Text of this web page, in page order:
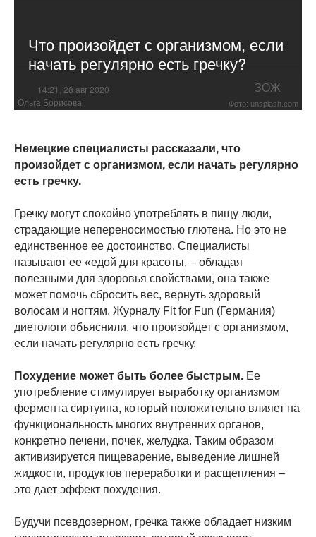
Что произойдет с организмом, если
начать регулярно есть гречку?
14:21, 28 авг 2020 ЗОЖ
Ольга Борисова Фото: unsplash.com
Немецкие специалисты рассказали, что
произойдет с организмом, если начать регулярно
есть гречку.
Гречку могут спокойно употреблять в пищу люди,
страдающие непереносимостью глютена. Но это не
единственное ее достоинство. Специалисты
называют ее «едой для красоты, – обладая
полезными для здоровья свойствами, она также
может помочь сбросить вес, вернуть здоровый
волосам и ногтям. Журналу Fit for Fun (Германия)
диетологи объяснили, что произойдет с организмом,
если начать регулярно есть гречку.
Похудение может быть более быстрым. Ее
употребление стимулирует выработку организмом
фермента сиртуина, который положительно влияет на
функциональность многих внутренних органов,
конкретно печени, почек, желудка. Таким образом
активизируется пищеварение, выведение лишней
жидкости, продуктов переработки и расщепления –
это дает эффект похудения.
Будучи псевдозерном, гречка также обладает низким